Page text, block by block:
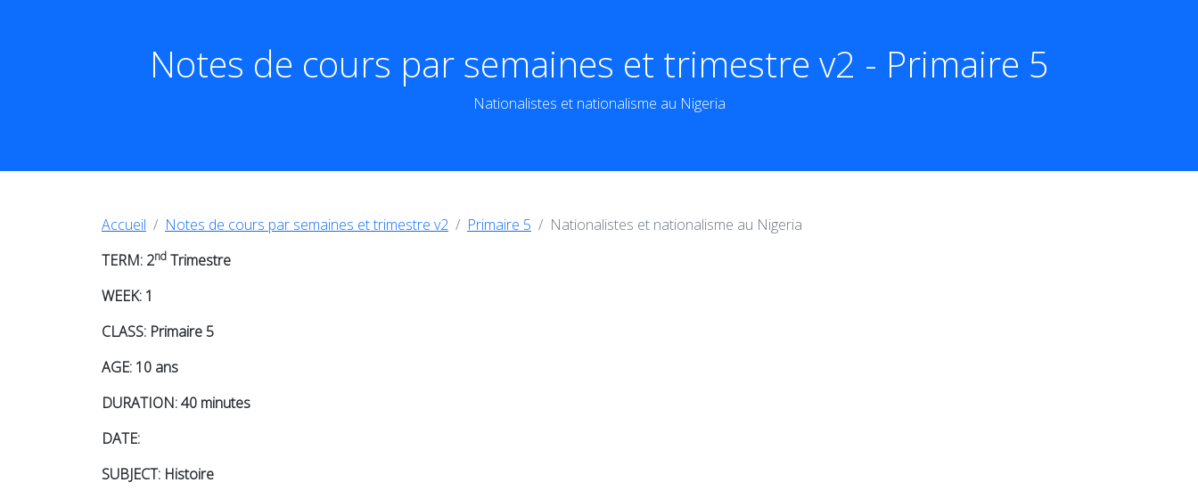
Notes de cours par semaines et trimestre v2 - Primaire 5
Nationalistes et nationalisme au Nigeria
Accueil Notes de cours par semaines et trimestre v2 Primaire 5
Nationalistes et nationalisme au Nigeria
TERM: 2nd Trimestre
WEEK: 1
CLASS: Primaire 5
AGE: 10 ans
DURATION: 40 minutes
DATE:
SUBJECT: Histoire